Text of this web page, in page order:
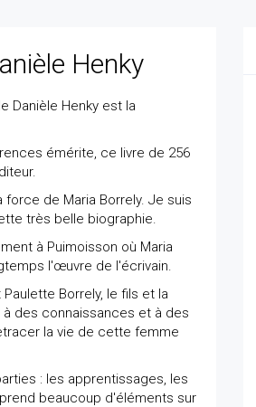
Henky
Danièle Henky est la
émérite, ce livre de 256
de Maria Borrely. Je suis
très belle biographie.
à Puimoisson où Maria
l'œuvre de l'écrivain.
Borrely, le fils et la
à des connaissances et à des
la vie de cette femme
: les apprentissages, les
beaucoup d'éléments sur